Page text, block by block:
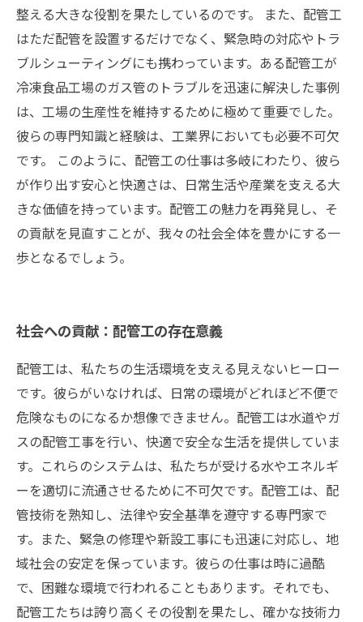
整える大きな役割を果たしているのです。 また、配管工
はただ配管を設置するだけでなく、緊急時の対応やトラ
ブルシューティングにも携わっています。ある配管工が
冷凍食品工場のガス管のトラブルを迅速に解決した事例
は、工場の生産性を維持するために極めて重要でした。
彼らの専門知識と経験は、工業界においても必要不可欠
です。 このように、配管工の仕事は多岐にわたり、彼ら
が作り出す安心と快適さは、日常生活や産業を支える大
きな価値を持っています。配管工の魅力を再発見し、そ
の貢献を見直すことが、我々の社会全体を豊かにする一
歩となるでしょう。
社会への貢献：配管工の存在意義
配管工は、私たちの生活環境を支える見えないヒーロー
です。彼らがいなければ、日常の環境がどれほど不便で
危険なものになるか想像できません。配管工は水道やガ
スの配管工事を行い、快適で安全な生活を提供していま
す。これらのシステムは、私たちが受ける水やエネルギ
ーを適切に流通させるために不可欠です。配管工は、配
管技術を熟知し、法律や安全基準を遵守する専門家で
す。また、緊急の修理や新設工事にも迅速に対応し、地
域社会の安定を保っています。彼らの仕事は時に過酷
で、困難な環境で行われることもあります。それでも、
配管工たちは誇り高くその役割を果たし、確かな技術力